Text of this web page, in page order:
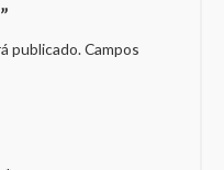
publicado. Campos